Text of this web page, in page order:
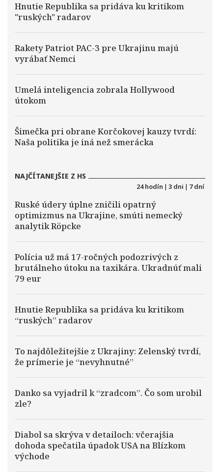
Hnutie Republika sa pridáva ku kritikom
"ruských" radarov
Rakety Patriot PAC-3 pre Ukrajinu majú
vyrábať Nemci
Umelá inteligencia zobrala Hollywood
útokom
Šimečka pri obrane Korčokovej kauzy tvrdí:
Naša politika je iná než smerácka
NAJČÍTANEJŠIE Z HS
24 hodín | 3 dni | 7 dní
Ruské údery úplne zničili opatrný
optimizmus na Ukrajine, smúti nemecký
analytik Röpcke
Polícia už má 17-ročných podozrivých z
brutálneho útoku na taxikára. Ukradnúť mali
79 eur
Hnutie Republika sa pridáva ku kritikom
“ruských” radarov
To najdôležitejšie z Ukrajiny: Zelenský tvrdí,
že prímerie je “nevyhnutné”
Danko sa vyjadril k “zradcom”. Čo som urobil
zle?
Diabol sa skrýva v detailoch: včerajšia
dohoda spečatila úpadok USA na Blízkom
východe